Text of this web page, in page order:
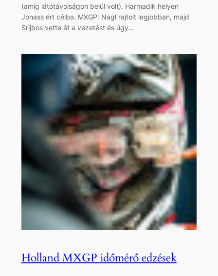
(amíg látótávolságon belül volt). Harmadik helyen
Jonass ért célba. MXGP: Nagl rajtolt legjobban, majd
Srijbos vette át a vezetést és úgy…
Holland MXGP időmérő edzések